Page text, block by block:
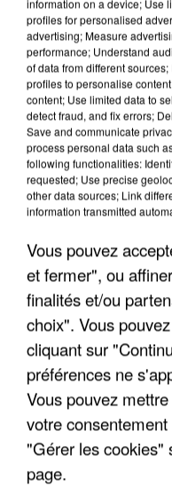
Une touriste de
boue en Haute-Savoie
Son corps a été
5 août 2026
L’un des
interpellé en Algérie
Il est soupçonné d'y
France.
profiles for personalised
advertising; Measure
performance; Understand
of data from different
profiles to personalise
content; Use limited data to
detect fraud, and fix errors;
Save and communicate
process personal data such
following functionalities:
requested; Use precise
other data sources; Link
information transmitted
Vous pouvez
et fermer", ou
finalités et/ou
choix". Vous
cliquant sur
préférences ne
Vous pouvez
votre
"Gérer les cookies"
page.